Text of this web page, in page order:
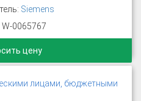
Siemens
W-0065767
цену
лицами, бюджетными